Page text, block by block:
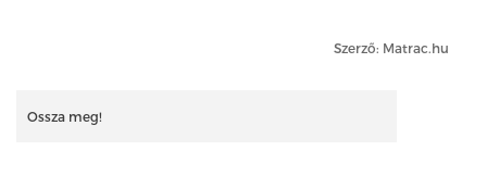
Szerző: Matrac.hu
Ossza meg!